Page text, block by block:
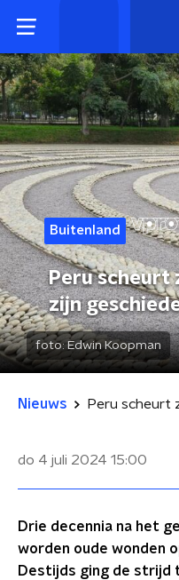
Buitenland
Peru scheurt
zijn
foto: Edwin Koopman
Nieuws
do 4 juli 2024 15:00
Drie decennia na het
worden oude wonden
Destijds ging de strijd